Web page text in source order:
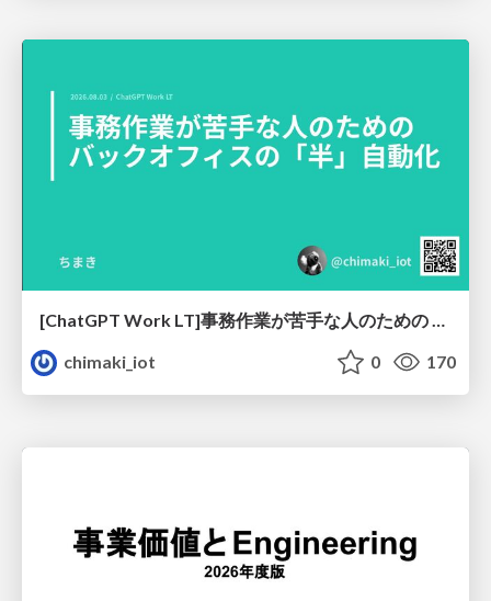
[ChatGPT Work LT]事務作業が苦手な人のための バックオフィスの「半」自動化
chimaki_iot
0 170